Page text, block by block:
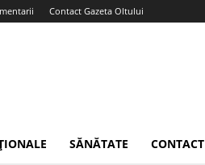
Contact Gazeta Oltului
SĂNĂTATE CONTACT